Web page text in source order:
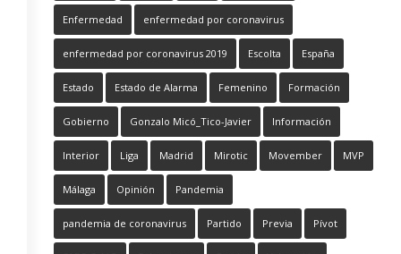
Enfermedad enfermedad por coronavirus
enfermedad por coronavirus 2019 Escolta España
Estado Estado de Alarma Femenino Formación
Gobierno Gonzalo Micó_Tico-Javier Información
Interior Liga Madrid Mirotic Movember MVP
Málaga Opinión Pandemia
pandemia de coronavirus Partido Previa Pívot